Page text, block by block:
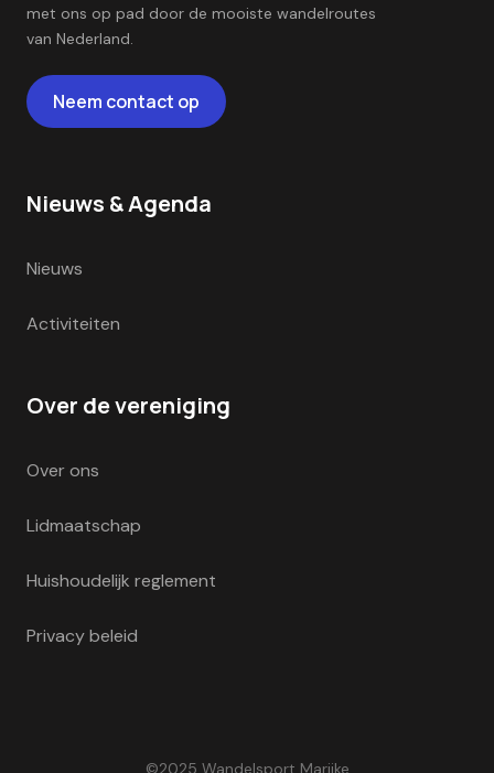
met ons op pad door de mooiste wandelroutes
van Nederland.
Neem contact op
Nieuws & Agenda
Nieuws
Activiteiten
Over de vereniging
Over ons
Lidmaatschap
Huishoudelijk reglement
Privacy beleid
©2025 Wandelsport Marijke